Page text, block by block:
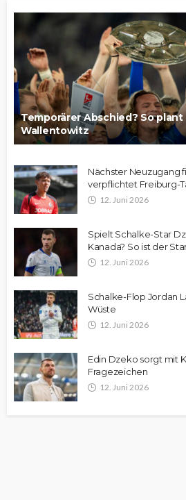
Temporärer Abschied? So
Wallentowitz
Nächster Neuzugang
verpflichtet Freiburg-
12. Juni 2026
Spielt Schalke-Star
Kanada? So ist der
12. Juni 2026
Schalke-Flop Jordan
Wüste
12. Juni 2026
Edin Dzeko sorgt mit
Fragezeichen
12. Juni 2026